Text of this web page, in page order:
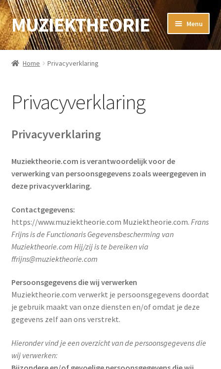
Ga
door
naar
Ga
naar
de
MUZIEKTHEORIE Menu
Home
Sibelius
Guitar Pro
Contact
Contact
Links
Privacyverklaring
Frans Frijns
Home Privacyverklaring
Privacyverklaring
Privacyverklaring
Muziektheorie.com is verantwoordelijk voor de
verwerking van persoonsgegevens zoals weergegeven in
deze privacyverklaring.
Contactgegevens:
https://www.muziektheorie.com Muziektheorie.com. Frans
Frijns is de Functionaris Gegevensbescherming van
Muziektheorie.com Hij/zij is te bereiken via
ffrijns@muziektheorie.com
Persoonsgegevens die wij verwerken
Muziektheorie.com verwerkt je persoonsgegevens doordat
je gebruik maakt van onze diensten en/of omdat je deze
gegevens zelf aan ons verstrekt.
Hieronder vind je een overzicht van de persoonsgegevens die
wij verwerken: